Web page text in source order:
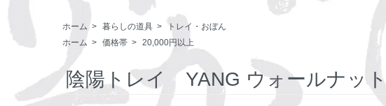
ホーム > 暮らしの道具 >
トレイ・おぼん
ホーム > 価格帯 > 20,000円以上
陰陽トレイ YANG ウォールナット